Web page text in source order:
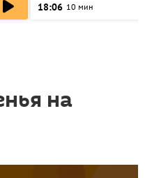
18:06 10 мин
на